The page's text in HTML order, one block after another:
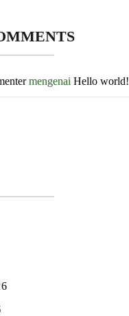
mengenai Hello world!